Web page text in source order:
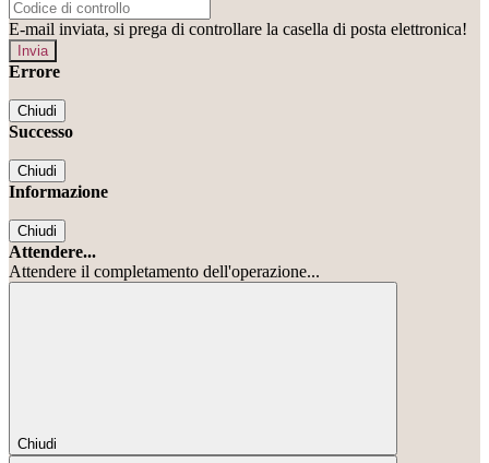
E-mail inviata, si prega di controllare la casella di posta elettronica!
Errore
Chiudi
Successo
Chiudi
Informazione
Chiudi
Attendere...
Attendere il completamento dell'operazione...
Chiudi